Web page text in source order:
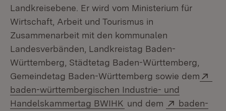
Landkreisebene. Er wird vom Ministerium für
Wirtschaft, Arbeit und Tourismus in
Zusammenarbeit mit den kommunalen
Landesverbänden, Landkreistag Baden-
Württemberg, Städtetag Baden-Württemberg,
Gemeindetag Baden-Württemberg sowie dem
baden-württembergischen Industrie- und
Handelskammertag BWIHK (Öffnet in neuem
und dem Extern:
baden-